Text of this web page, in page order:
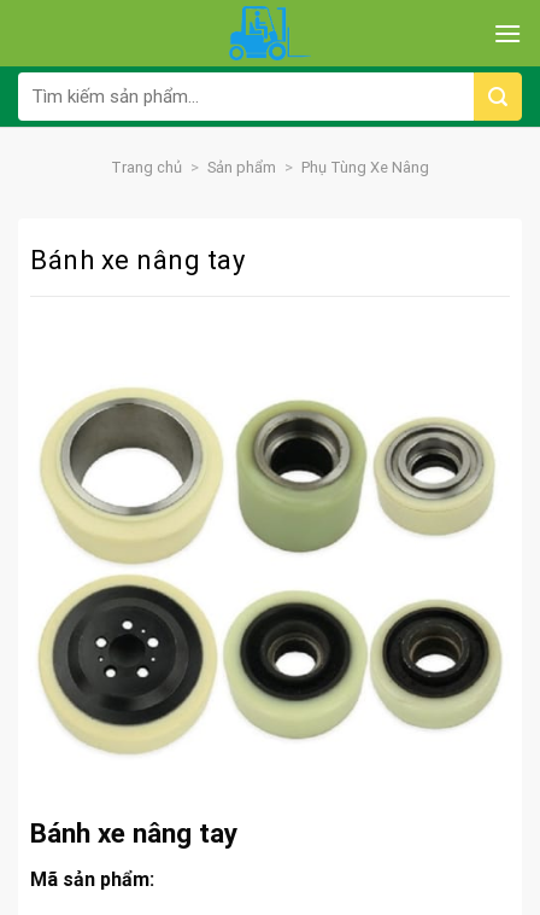
content
kiếm:
Trang chủ > Sản phẩm > Phụ Tùng Xe Nâng
Bánh xe nâng tay
Bánh xe nâng tay
Mã sản phẩm: